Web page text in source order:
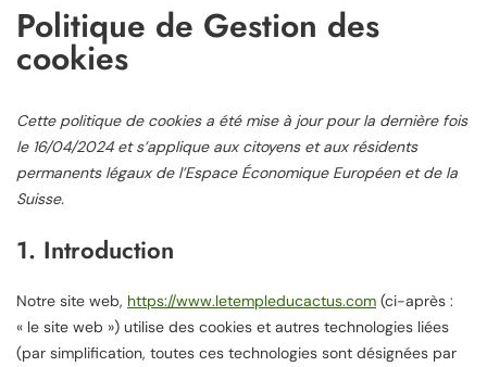
Politique de Gestion des
cookies
Cette politique de cookies a été mise à jour pour la dernière fois
le 16/04/2024 et s’applique aux citoyens et aux résidents
permanents légaux de l’Espace Économique Européen et de la
Suisse.
1. Introduction
Notre site web, https://www.letempleducactus.com (ci-après :
« le site web ») utilise des cookies et autres technologies liées
(par simplification, toutes ces technologies sont désignées par